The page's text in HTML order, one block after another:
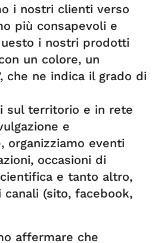
i nostri clienti verso
più consapevoli e
i nostri prodotti
un colore, un
che ne indica il grado di
sul territorio e in rete
e
organizziamo eventi
occasioni di
e tanto altro,
(sito, facebook,
affermare che